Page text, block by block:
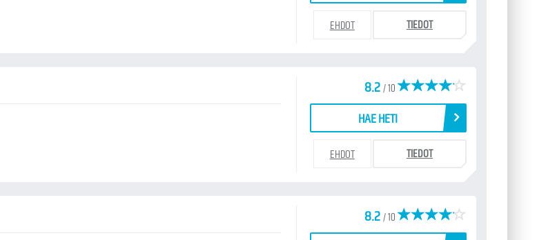
EHDOT TIEDOT
8.2/ 10
HAE HETI
EHDOT TIEDOT
8.2/ 10